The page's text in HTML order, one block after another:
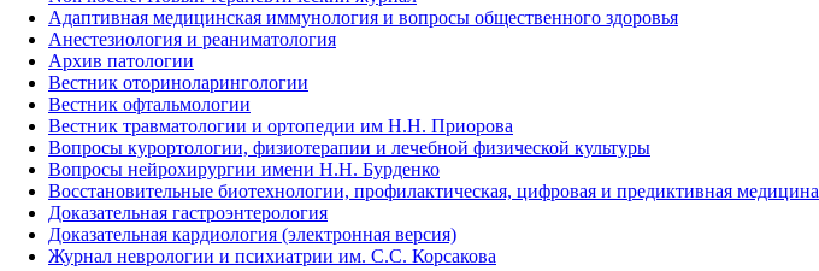
Адаптивная медицинская иммунология и вопросы общественного здоровья
Анестезиология и реаниматология
Архив патологии
Вестник оториноларингологии
Вестник офтальмологии
Вестник травматологии и ортопедии им Н.Н. Приорова
Вопросы курортологии, физиотерапии и лечебной физической культуры
Вопросы нейрохирургии имени Н.Н. Бурденко
Восстановительные биотехнологии, профилактическая, цифровая и предиктивная медицина
Доказательная гастроэнтерология
Доказательная кардиология (электронная версия)
Журнал неврологии и психиатрии им. С.С. Корсакова